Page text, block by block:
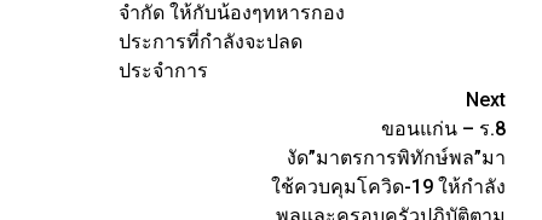
จำกัด ให้กับน้องๆทหารกอง
ประการที่กำลังจะปลด
ประจำการ
Next
ขอนแก่น – ร.8
งัด”มาตรการพิทักษ์พล”มา
ใช้ควบคุมโควิด-19 ให้กำลัง